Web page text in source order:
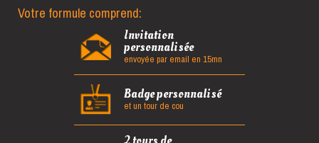
Votre formule comprend:
Invitation
personnalisée
envoyée par email en 15mn
Badge personnalisé
et un tour de cou